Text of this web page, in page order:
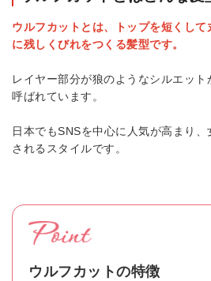
ウルフカットとは、トップを短くし
に残しくびれをつくる髪型です。
レイヤー部分が狼のようなシルエット
呼ばれています。
日本でもSNSを中心に人気が高まり、
されるスタイルです。
ウルフカットの特徴